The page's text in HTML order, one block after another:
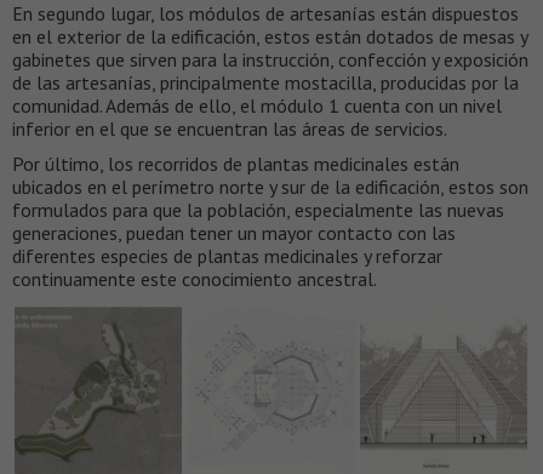
En segundo lugar, los módulos de artesanías están dispuestos
en el exterior de la edificación, estos están dotados de mesas y
gabinetes que sirven para la instrucción, confección y exposición
de las artesanías, principalmente mostacilla, producidas por la
comunidad. Además de ello, el módulo 1 cuenta con un nivel
inferior en el que se encuentran las áreas de servicios.
Por último, los recorridos de plantas medicinales están
ubicados en el perímetro norte y sur de la edificación, estos son
formulados para que la población, especialmente las nuevas
generaciones, puedan tener un mayor contacto con las
diferentes especies de plantas medicinales y reforzar
continuamente este conocimiento ancestral.